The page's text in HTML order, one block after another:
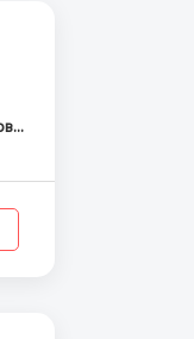
Германия (Ганновер)